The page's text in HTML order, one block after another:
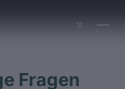
Fragen